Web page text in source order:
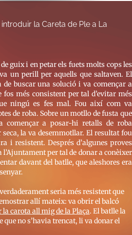
la Careta de Ple a La
guix i en petar els fuets molts cops les
un perill per aquells que saltaven. El
de buscar una solució i va començar a
més consistent per tal d’evitar més
ningú es fes mal. Fou així com va
de roba. Sobre un motllo de fusta que
començar a posar-hi retalls de roba
la va desemmotllar. El resultat fou
i resistent. Després d’algunes proves
per tal de donar a conèixer
davant del batlle, que aleshores era
seria més resistent que
allí mateix: va obrir el balcó
la carota all mig de la Plaça. El batlle la
que no s’havia trencat, li va donar el